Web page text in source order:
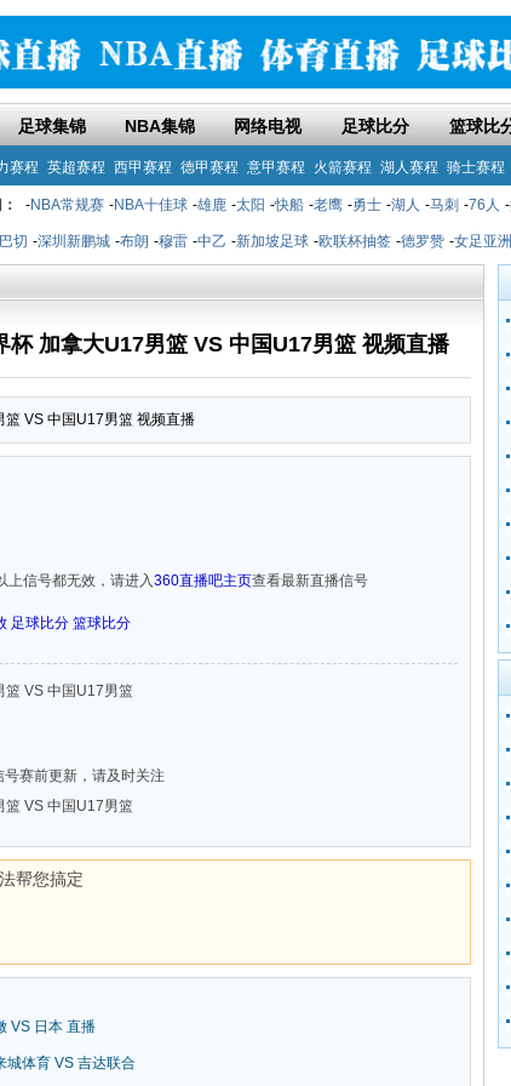
足球集锦 NBA集锦 网络电视 足球比分 篮球比
赛程 英超赛程 西甲赛程 德甲赛程 意甲赛程 火箭赛程 湖人赛程 骑士赛程
-NBA常规赛 -NBA十佳球 -雄鹿 -太阳 -快船 -老鹰 -勇士 -湖人 -马刺 -76人 -
切 -深圳新鹏城 -布朗 -穆雷 -中乙 -新加坡足球 -欧联杯抽签 -德罗赞 -女足亚
加拿大U17男篮 VS 中国U17男篮 视频直播
VS 中国U17男篮 视频直播
上信号都无效，请进入360直播吧主页查看最新直播信号
足球比分 篮球比分
VS 中国U17男篮
赛前更新，请及时关注
VS 中国U17男篮
帮您搞定
VS 日本 直播
城体育 VS 吉达联合